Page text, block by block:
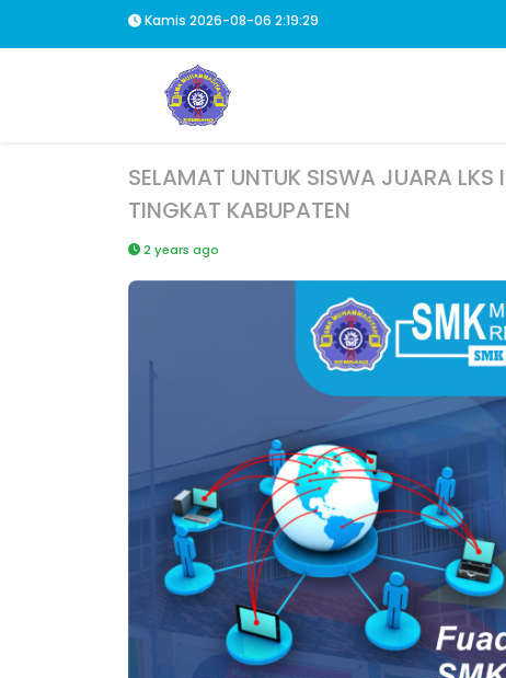
Kamis 2026-08-06 2:19:30
SELAMAT UNTUK SISWA JUARA
TINGKAT KABUPATEN
2 years ago